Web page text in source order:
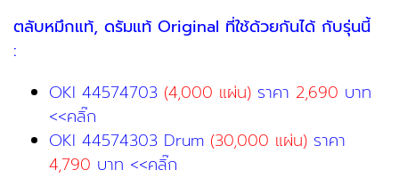
ตลับหมึกแท้, ดรัมแท้ Original ที่ใช้ด้วยกันได้ กับรุ่นนี้
:
OKI 44574703 (4,000 แผ่น)ราคา 2,690 บาท
<<คลิ๊ก
OKI 44574303 Drum (30,000 แผ่น)ราคา
4,790 บาท <<คลิ๊ก